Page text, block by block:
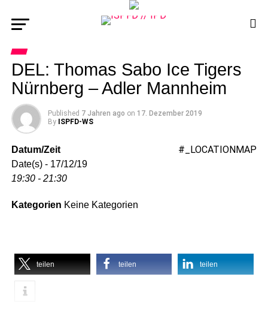
DEL: Thomas Sabo Ice Tigers
Nürnberg – Adler Mannheim
Published 7 Jahren ago on 17. Dezember 2019
By ISPFD-WS
#_LOCATIONMAP
Datum/Zeit
Date(s) - 17/12/19
19:30 - 21:30
Kategorien Keine Kategorien
teilen teilen teilen